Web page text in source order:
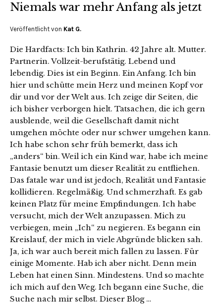
Niemals war mehr Anfang als jetzt
Veröffentlicht von Kat G.
Die Hardfacts: Ich bin Kathrin. 42 Jahre alt. Mutter.
Partnerin. Vollzeit-berufstätig. Lebend und
lebendig. Dies ist ein Beginn. Ein Anfang. Ich bin
hier und schütte mein Herz und meinen Kopf vor
dir und vor der Welt aus. Ich zeige dir Seiten, die
ich bisher verborgen hielt. Tatsachen, die ich gern
ausblende, weil die Gesellschaft damit nicht
umgehen möchte oder nur schwer umgehen kann.
Ich habe schon sehr früh bemerkt, dass ich
„anders“ bin. Weil ich ein Kind war, habe ich meine
Fantasie benutzt um dieser Realität zu entfliehen.
Das fatale war und ist jedoch, Realität und Fantasie
kollidieren. Regelmäßig. Und schmerzhaft. Es gab
keinen Platz für meine Empfindungen. Ich habe
versucht, mich der Welt anzupassen. Mich zu
verbiegen, mein „Ich“ zu negieren. Es begann ein
Kreislauf, der mich in viele Abgründe blicken sah.
Ja, ich war auch bereit mich fallen zu lassen. Für
einige Momente. Hab ich aber nicht. Denn mein
Leben hat einen Sinn. Mindestens. Und so machte
ich mich auf den Weg. Ich begann eine Suche, die
Suche nach mir selbst. Dieser Blog …